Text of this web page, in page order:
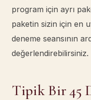
program için ayrı
paketin sizin için en
deneme seansının
değerlendirebilirsiniz.
Tipik Bir 45